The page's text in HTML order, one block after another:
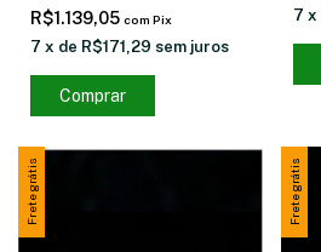
R$1.139,05 com Pix
7 x de R$171,29 sem juros
Comprar
7 x
Frete grátis Frete grátis